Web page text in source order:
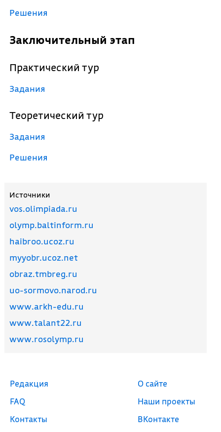
Решения
Заключительный этап
Практический тур
Задания
Теоретический тур
Задания
Решения
Источники
vos.olimpiada.ru
olymp.baltinform.ru
haibroo.ucoz.ru
myyobr.ucoz.net
obraz.tmbreg.ru
uo-sormovo.narod.ru
www.arkh-edu.ru
www.talant22.ru
www.rosolymp.ru
Редакция
FAQ
Контакты
О сайте
Наши проекты
ВКонтакте